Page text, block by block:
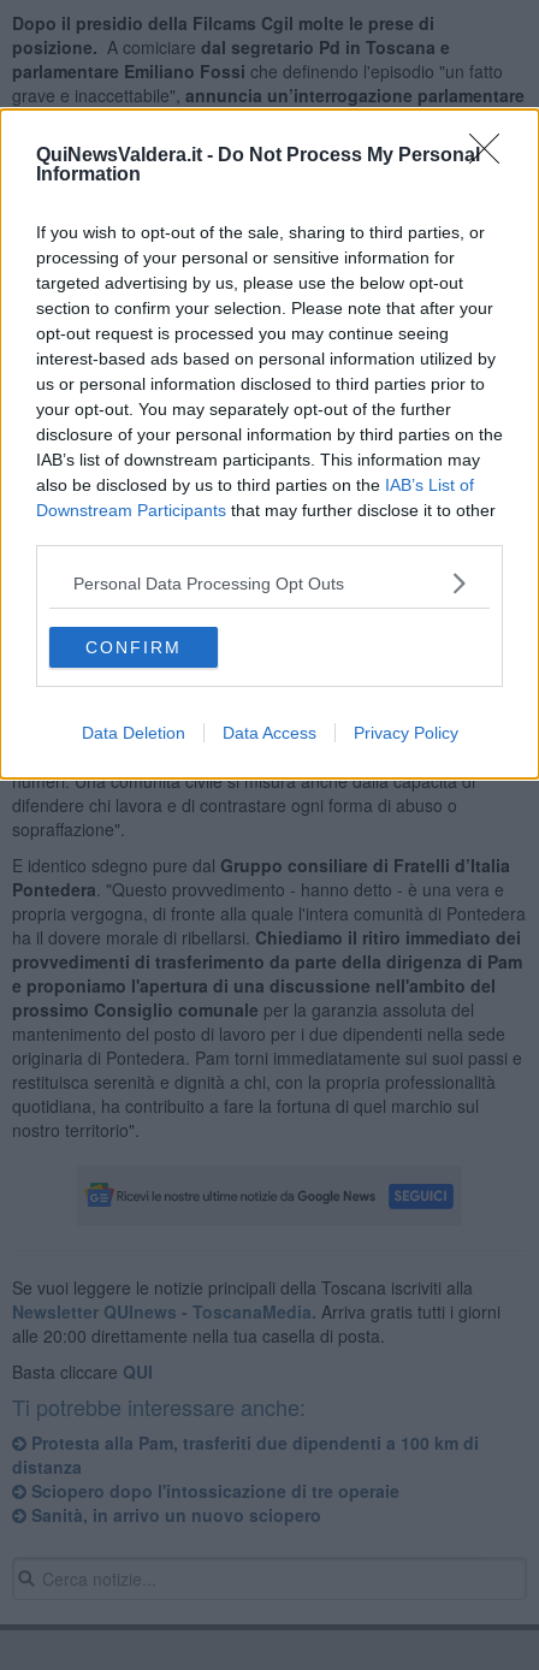
QuiNewsValdera.it - Do Not Process My Personal
Information
If you wish to opt-out of the sale, sharing to third parties, or
processing of your personal or sensitive information for
targeted advertising by us, please use the below opt-out
section to confirm your selection. Please note that after your
opt-out request is processed you may continue seeing
interest-based ads based on personal information utilized by
us or personal information disclosed to third parties prior to
your opt-out. You may separately opt-out of the further
disclosure of your personal information by third parties on the
IAB’s list of downstream participants. This information may
also be disclosed by us to third parties on the IAB’s List of
Downstream Participants that may further disclose it to other
Personal Data Processing Opt Outs
CONFIRM
Data Deletion Data Access Privacy Policy
Dopo il presidio della Filcams Cgil molte le prese di
posizione. A comiciare dal segretario Pd in Toscana e
parlamentare Emiliano Fossi che definendo l'episodio "un fatto
grave e inaccettabile", annuncia un’interrogazione parlamentare
al Ministro del lavoro."Siamo di fronte – ha scritto in una nota
Fossi – all’ennesimo episodio che coinvolge Pam in Toscana: negli
ultimi mesi avevamo già portato all’attenzione del Governo i
lavoratori coinvolti e un clima aziendale denunciato più volte dalle
organizzazioni sindacali. Nonostante le interrogazioni e le richieste
di intervento istituzionale, la situazione non è migliorata, ma appare
ulteriormente peggiorata. I trasferimenti di Pontedera
confermano una gestione delle relazioni industriali che
continua a scaricare sui lavoratori il peso delle scelte
aziendali. È necessario che il governo intervenga e verifichi quanto
sta accadendo. Questi episodi dimostrano inoltre tutta
l’insufficienza del decreto ‘Salario Giusto’ varato dalla maggioranza:
un provvedimento che non rafforza realmente i diritti dei lavoratori,
non contrasta gli abusi e non offre strumenti efficaci per garantire
condizioni di lavoro dignitose. Servono tutele vere, confronto
sindacale e rispetto per chi lavora, non norme di facciata che
lasciano irrisolti i problemi nei luoghi di lavoro".
Condanna della vicenda anche dal Pd pontederese
"auspica l’immediato ritiro dei trasferimenti e chiede l’apertura di un
interessati. La dignità del lavoro non può essere sacrificata in nome
numeri. Una comunità civile si misura anche dalla capacità di
difendere chi lavora e di contrastare ogni forma di abuso o
sopraffazione".
E identico sdegno pure dal Gruppo consiliare di Fratelli d’Italia
Pontedera . "Questo provvedimento - hanno detto - è una vera e
propria vergogna, di fronte alla quale l'intera comunità di Pontedera
ha il dovere morale di ribellarsi. Chiediamo il ritiro immediato dei
provvedimenti di trasferimento da parte della dirigenza di Pam
e proponiamo l'apertura di una discussione nell'ambito del
prossimo Consiglio comunale per la garanzia assoluta del
mantenimento del posto di lavoro per i due dipendenti nella sede
originaria di Pontedera. Pam torni immediatamente sui suoi passi e
restituisca serenità e dignità a chi, con la propria professionalità
quotidiana, ha contribuito a fare la fortuna di quel marchio sul
nostro territorio".
Se vuoi leggere le notizie principali della Toscana iscriviti alla
Newsletter QUInews - ToscanaMedia. Arriva gratis tutti i giorni
alle 20:00 direttamente nella tua casella di posta.
Basta cliccare QUI
Ti potrebbe interessare anche:
Protesta alla Pam, trasferiti due dipendenti a 100 km di
distanza
Sciopero dopo l'intossicazione di tre operaie
Sanità, in arrivo un nuovo sciopero